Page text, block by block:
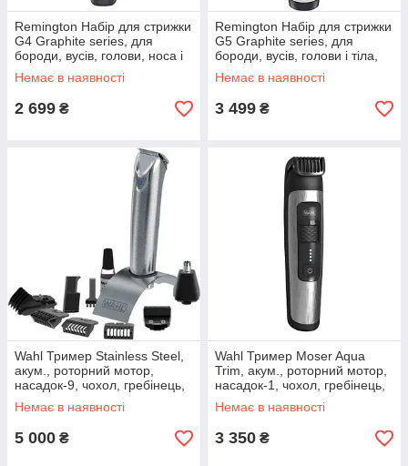
Remington Набір для стрижки
G4 Graphite series, для
бороди, вусів, голови, носа і
тіла, мережа+акум.,
насадок-7, сталь,
Немає в наявності
2 699 ₴
Remington Набір для стрижки
G5 Graphite series, для
бороди, вусів, голови і тіла,
акум., роторний мотор,
насадок-9, кейс,
Немає в наявності
3 499 ₴
Wahl Тример Stainless Steel,
акум., роторний мотор,
насадок-9, чохол, гребінець,
сталь, сірий
Немає в наявності
5 000 ₴
Wahl Тример Moser Aqua
Trim, акум., роторний мотор,
насадок-1, чохол, гребінець,
сталь, чорний
Немає в наявності
3 350 ₴